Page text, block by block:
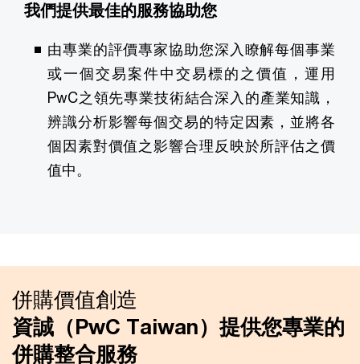
我們提供最佳的服務協助您
由專業的評價專家協助您深入瞭解每個事業
或一個交易案件中交易標的之價值，運用
PwC之領先專業技術結合深入的產業知識，
辨識分析影響每個交易的特定因素，並將各
個因素對價值之影響合理反映於所評估之價
值中。
併購價值創造
資誠（PwC Taiwan）提供您專業的
併購整合服務